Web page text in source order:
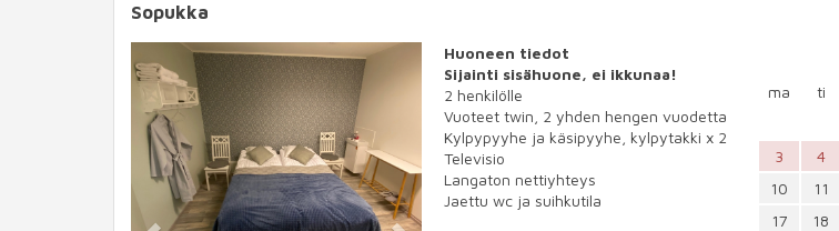
Sopukka
Previous NextHuoneen tiedot
Sijainti sisähuone, ei ikkunaa!
2 henkilölle
Vuoteet twin, 2 yhden hengen vuodetta
Kylpypyyhe ja käsipyyhe, kylpytakki x 2
Televisio
Langaton nettiyhteys
Jaettu wc ja suihkutila
ma
ti
3
4
10
11
17
18